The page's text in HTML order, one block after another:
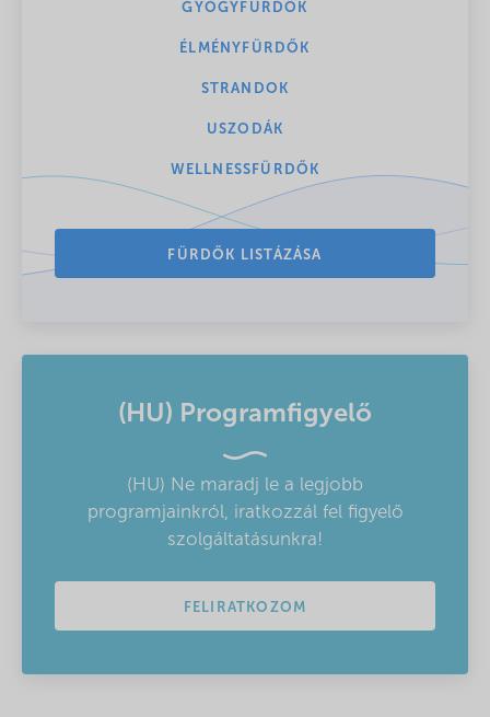
GYÓGYFÜRDŐK
ÉLMÉNYFÜRDŐK
STRANDOK
USZODÁK
WELLNESSFÜRDŐK
FÜRDŐK LISTÁZÁSA
(HU) Programfigyelő
(HU) Ne maradj le a legjobb
programjainkról, iratkozzál fel figyelő
szolgáltatásunkra!
FELIRATKOZOM